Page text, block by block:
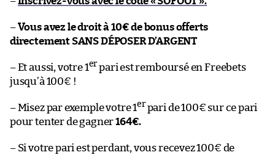
–Vous avez le droit à 10€ de bonus offerts
directement SANS DÉPOSER D’ARGENT
– Et aussi, votre 1er pari est remboursé en Freebets
jusqu’à 100€ !
– Misez par exemple votre 1er pari de 100€ sur ce pari
pour tenter de gagner164€.
– Si votre pari est perdant, vous recevez 100€ de